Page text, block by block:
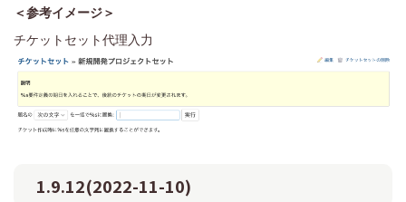
＜参考イメージ＞
チケットセット代理入力
1.9.12(2022-11-10)